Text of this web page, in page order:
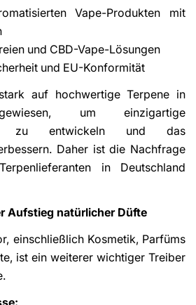
Vape-Produkten mit
und CBD-Vape-Lösungen
und EU-Konformität
auf hochwertige Terpene in
um einzigartige
zu entwickeln und das
Daher ist die Nachfrage
in Deutschland
Aufstieg natürlicher Düfte
einschließlich Kosmetik, Parfüms
ist ein weiterer wichtiger Treiber